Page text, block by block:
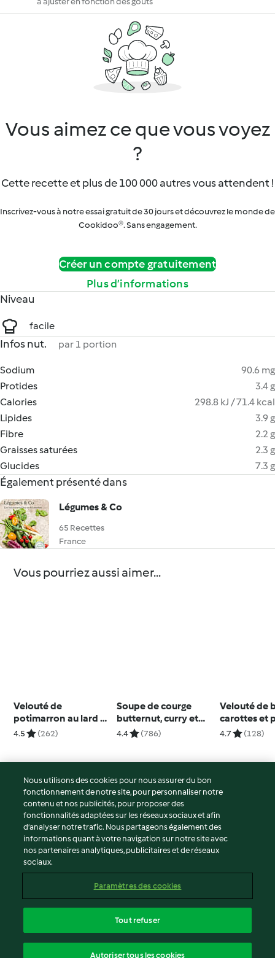
Vous aimez ce que vous voyez
?
Cette recette et plus de 100 000 autres vous attendent !
Inscrivez-vous à notre essai gratuit de 30 jours et découvrez le monde de
Cookidoo®. Sans engagement.
Créer un compte gratuitement
Plus d’informations
Niveau
facile
Infos nut. par 1 portion
Sodium
90.6 mg
Protides
3.4 g
Calories
298.8 kJ / 71.4 kcal
Lipides
3.9 g
Fibre
2.2 g
Graisses saturées
2.3 g
Glucides
7.3 g
Également présenté dans
Légumes & Co
65 Recettes
France
Vous pourriez aussi aimer...
Velouté de
potimarron au lard et
aux châtaignes
4.5 (262)
Soupe de courge
butternut, curry et
amandes
4.4 (786)
Velouté de
carottes et
4.7 (128)
© Copyright 2026
Conditions d'utilisation
Politique de confidentialité
Non-responsabilité
Mentions légales
Contenu du rapport
Déclaration d'accessibilité
Nous utilisons des cookies pour nous assurer du bon
fonctionnement de notre site, pour personnaliser notre
contenu et nos publicités, pour proposer des
fonctionnalités adaptées sur les réseaux sociaux et afin
d’analyser notre trafic. Nous partageons également des
informations quant à votre navigation sur notre site avec
nos partenaires analytiques, publicitaires et de réseaux
sociaux.
Paramètres des cookies
Tout refuser
Autoriser tous les cookies